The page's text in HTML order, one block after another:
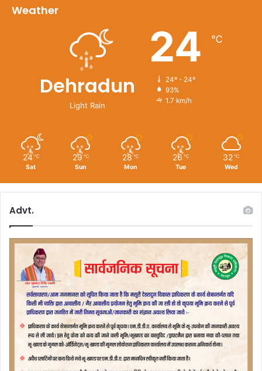
Weather
Dehradun
Light Rain
24 ℃
24º - 24º
93%
1.7 km/h
24 ℃
Sat
29 ℃
Sun
28 ℃
Mon
26 ℃
Tue
32 ℃
Wed
Advt.